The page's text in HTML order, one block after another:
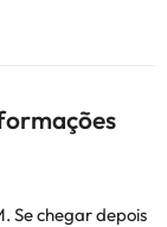
Se chegar depois